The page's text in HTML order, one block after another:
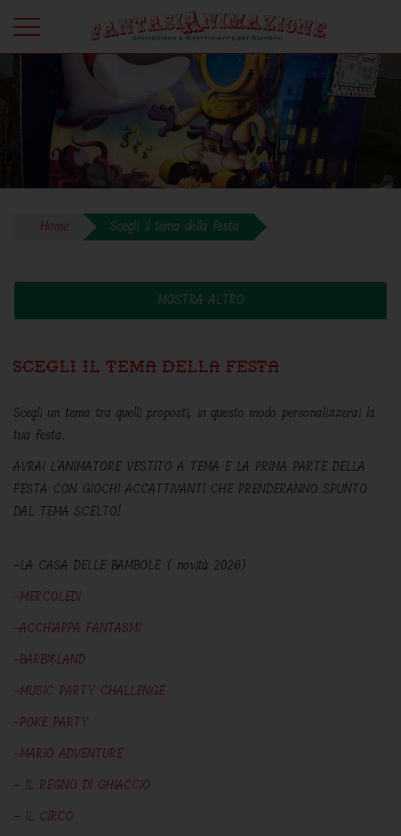
Home Scegli il tema della festa
MOSTRA ALTRO
Scegli il tema della festa
Scegli un tema tra quelli proposti, in questo modo personalizzerai la
tua festa.
AVRAI L'ANIMATORE VESTITO A TEMA E LA PRIMA PARTE DELLA
FESTA CON GIOCHI ACCATTIVANTI CHE PRENDERANNO SPUNTO
DAL TEMA SCELTO!
-LA CASA DELLE BAMBOLE ( novità 2026)
-MERCOLEDI
-ACCHIAPPA FANTASMI
-BARBI&LAND
-MUSIC PARTY CHALLENGE
-POKE PARTY
-MARIO ADVENTURE
- IL REGNO DI GHIACCIO
- IL CIRCO